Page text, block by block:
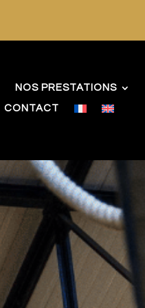
NOS PRESTATIONS
CONTACT